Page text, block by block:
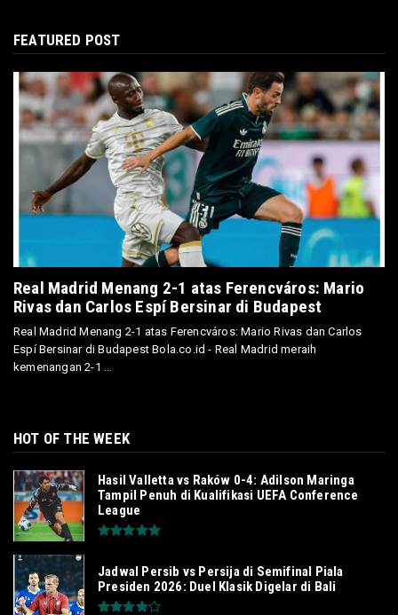
FEATURED POST
Real Madrid Menang 2-1 atas Ferencváros: Mario
Rivas dan Carlos Espí Bersinar di Budapest
Real Madrid Menang 2-1 atas Ferencváros: Mario Rivas dan Carlos
Espí Bersinar di Budapest Bola.co.id - Real Madrid meraih
kemenangan 2-1 ...
HOT OF THE WEEK
Hasil Valletta vs Raków 0-4: Adilson Maringa
Tampil Penuh di Kualifikasi UEFA Conference
League
Jadwal Persib vs Persija di Semifinal Piala
Presiden 2026: Duel Klasik Digelar di Bali